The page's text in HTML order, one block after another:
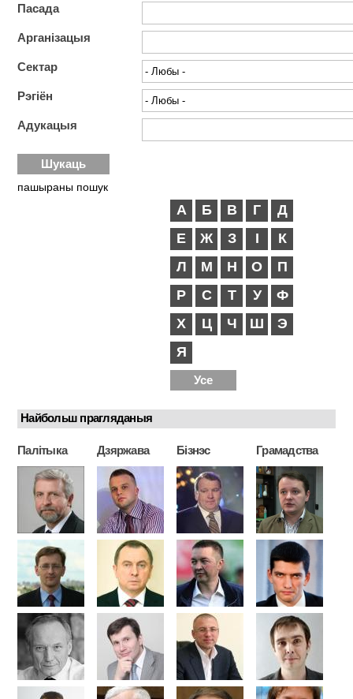
Пасада
Арганізацыя
Сектар
Рэгіён
Адукацыя
пашыраны пошук
А Б В Г
Д
Е
Ж З І
К
Л
М Н О
П
Р
С Т У
Ф
Х
Ц Ч Ш
Э
Я
Усе
Найбольш прагляданыя
Палітыка Дзяржава Бізнэс Грамадства